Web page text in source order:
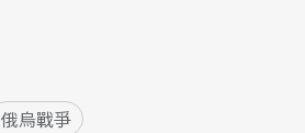
俄烏戰爭